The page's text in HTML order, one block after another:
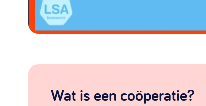
Wat is een coöperatie?